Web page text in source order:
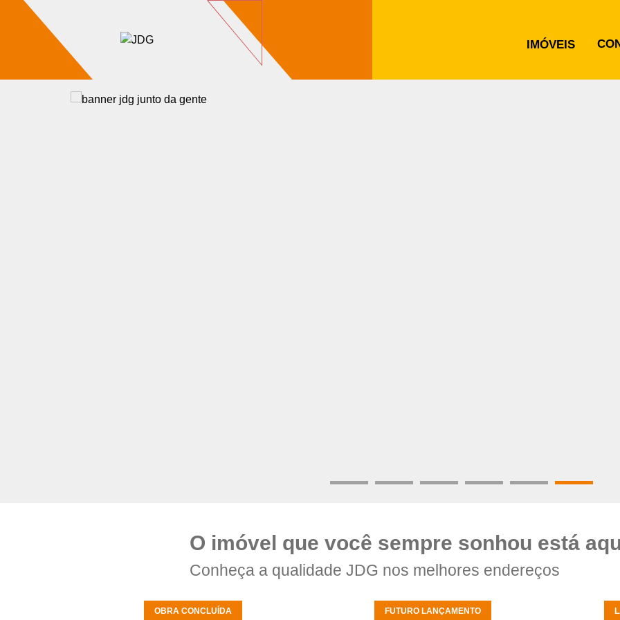
IMÓVEIS
Imóveis
O imóvel que você sempre sonhou está
Conheça a qualidade JDG nos melhores endereços
OBRA CONCLUÍDA FUTURO LANÇAMENTO